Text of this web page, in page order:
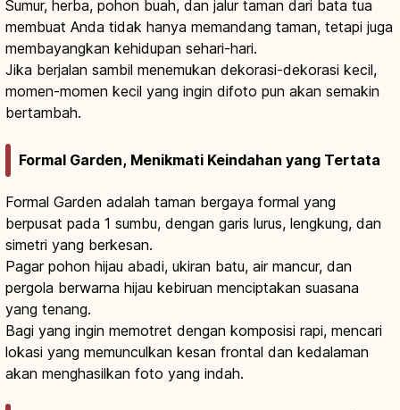
Sumur, herba, pohon buah, dan jalur taman dari bata tua
membuat Anda tidak hanya memandang taman, tetapi juga
membayangkan kehidupan sehari-hari.
Jika berjalan sambil menemukan dekorasi-dekorasi kecil,
momen-momen kecil yang ingin difoto pun akan semakin
bertambah.
Formal Garden, Menikmati Keindahan yang Tertata
Formal Garden adalah taman bergaya formal yang
berpusat pada 1 sumbu, dengan garis lurus, lengkung, dan
simetri yang berkesan.
Pagar pohon hijau abadi, ukiran batu, air mancur, dan
pergola berwarna hijau kebiruan menciptakan suasana
yang tenang.
Bagi yang ingin memotret dengan komposisi rapi, mencari
lokasi yang memunculkan kesan frontal dan kedalaman
akan menghasilkan foto yang indah.